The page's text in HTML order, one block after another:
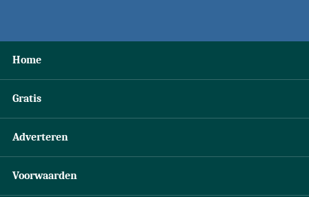
Home
Gratis
Adverteren
Voorwaarden